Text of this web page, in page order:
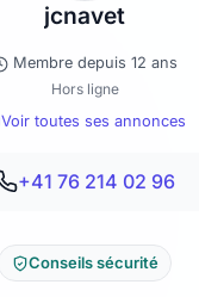
jcnavet
Membre depuis 12 ans
Hors ligne
Voir toutes ses annonces
+41 76 214 02 96
Conseils sécurité